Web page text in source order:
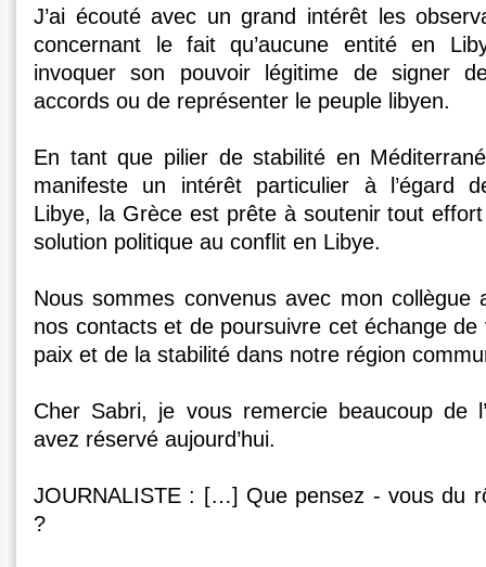
J’ai écouté avec un grand intérêt les
concernant le fait qu’aucune entité en
invoquer son pouvoir légitime de signer
accords ou de représenter le peuple libyen.
En tant que pilier de stabilité en
manifeste un intérêt particulier à l’égard
Libye, la Grèce est prête à soutenir tout
solution politique au conflit en Libye.
Nous sommes convenus avec mon collègue
nos contacts et de poursuivre cet échange de
paix et de la stabilité dans notre région
Cher Sabri, je vous remercie beaucoup de
avez réservé aujourd’hui.
JOURNALISTE : […] Que pensez - vous du
?